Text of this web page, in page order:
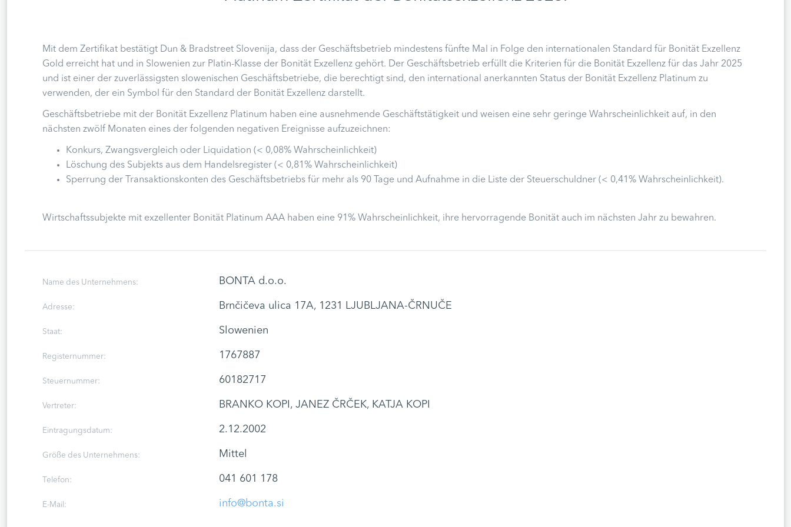
Mit dem Zertifikat bestätigt Dun & Bradstreet Slovenija, dass der Geschäftsbetrieb mindestens fünfte Mal in Folge den internationalen Standard für Bonität Exzellenz
Gold erreicht hat und in Slowenien zur Platin-Klasse der Bonität Exzellenz gehört. Der Geschäftsbetrieb erfüllt die Kriterien für die Bonität Exzellenz für das Jahr 2025
und ist einer der zuverlässigsten slowenischen Geschäftsbetriebe, die berechtigt sind, den international anerkannten Status der Bonität Exzellenz Platinum zu
verwenden, der ein Symbol für den Standard der Bonität Exzellenz darstellt.
Geschäftsbetriebe mit der Bonität Exzellenz Platinum haben eine ausnehmende Geschäftstätigkeit und weisen eine sehr geringe Wahrscheinlichkeit auf, in den
nächsten zwölf Monaten eines der folgenden negativen Ereignisse aufzuzeichnen:
Konkurs, Zwangsvergleich oder Liquidation (< 0,08% Wahrscheinlichkeit)
Löschung des Subjekts aus dem Handelsregister (< 0,81% Wahrscheinlichkeit)
Sperrung der Transaktionskonten des Geschäftsbetriebs für mehr als 90 Tage und Aufnahme in die Liste der Steuerschuldner (< 0,41% Wahrscheinlichkeit).
Wirtschaftssubjekte mit exzellenter Bonität Platinum AAA haben eine 91% Wahrscheinlichkeit, ihre hervorragende Bonität auch im nächsten Jahr zu bewahren.
Name des Unternehmens: BONTA d.o.o.
Adresse: Brnčičeva ulica 17A, 1231 LJUBLJANA-ČRNUČE
Staat: Slowenien
Registernummer: 1767887
Steuernummer: 60182717
Vertreter: BRANKO KOPI, JANEZ ČRČEK, KATJA KOPI
Eintragungsdatum: 2.12.2002
Größe des Unternehmens: Mittel
Telefon: 041 601 178
E-Mail: info@bonta.si